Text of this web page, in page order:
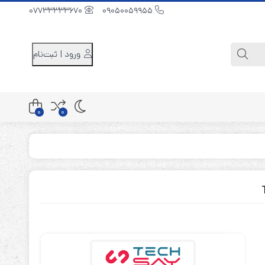
ورود | ثبت‌نام
کابینت باتری 48 ولت
0
0